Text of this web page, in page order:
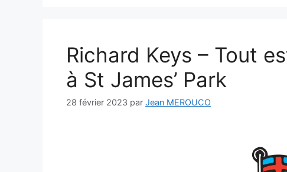
Richard Keys – Tout
à St James’ Park
28 février 2023 par Jean MEROUCO